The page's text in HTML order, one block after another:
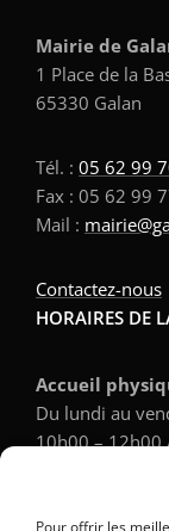
Pour offrir les
Mairie de
1 Place de la
65330 Galan
Tél. : 05 62 99
Fax : 05 62 99
Mail :
Contactez-nous
HORAIRES DE
Accueil
Du lundi au
10h00 –